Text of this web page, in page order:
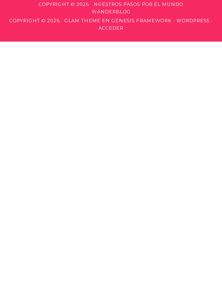
COPYRIGHT © 2026 · NUESTROS PASOS POR EL MUNDO
WANDERBLOG
COPYRIGHT © 2026 · GLAM THEME EN GENESIS FRAMEWORK · WORDPRESS ·
ACCEDER